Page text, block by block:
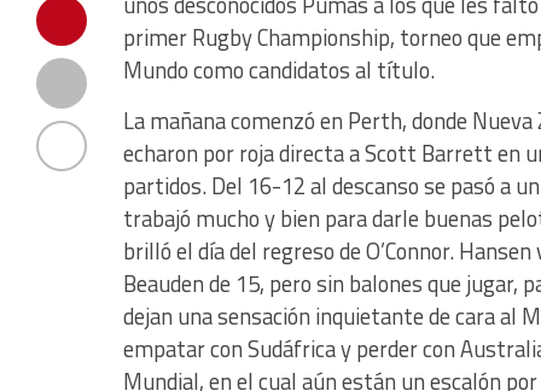
primer Rugby Championship, torneo que
Mundo como candidatos al título.
La mañana comenzó en Perth, donde
echaron por roja directa a Scott Barrett en
partidos. Del 16-12 al descanso se pasó a
trabajó mucho y bien para darle buenas
brilló el día del regreso de O’Connor.
Beauden de 15, pero sin balones que jugar,
dejan una sensación inquietante de cara al
empatar con Sudáfrica y perder con
Mundial, en el cual aún están un escalón